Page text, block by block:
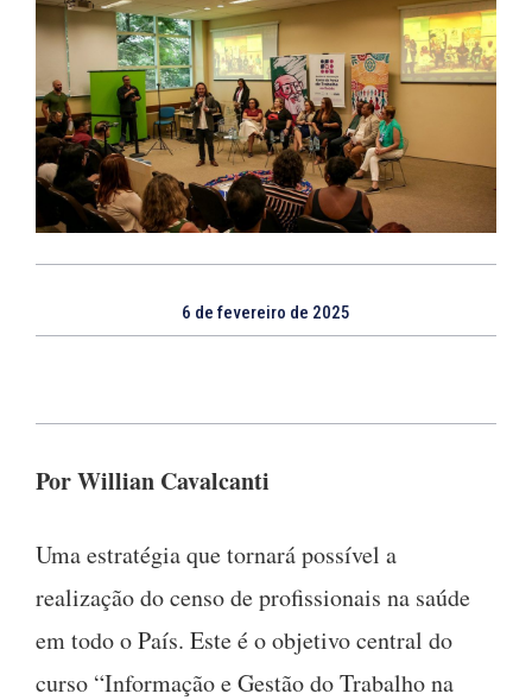
6 de fevereiro de 2025
Por Willian Cavalcanti
Uma estratégia que tornará possível a
realização do censo de profissionais na saúde
em todo o País. Este é o objetivo central do
curso “Informação e Gestão do Trabalho na